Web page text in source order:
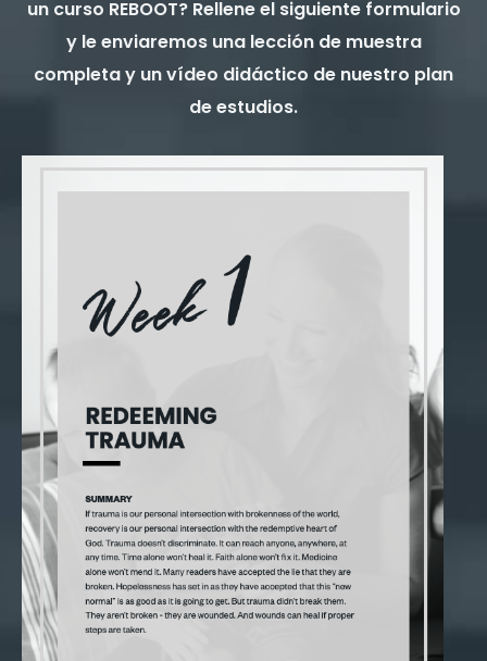
un curso REBOOT? Rellene el siguiente formulario
y le enviaremos una lección de muestra
completa y un vídeo didáctico de nuestro plan
de estudios.